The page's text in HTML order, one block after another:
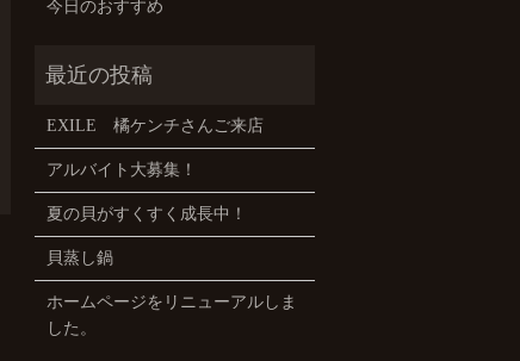
今日のおすすめ
EXILE 橘ケンチさんご来店
アルバイト大募集！
夏の貝がすくすく成長中！
貝蒸し鍋
ホームページをリニューアルしま
した。